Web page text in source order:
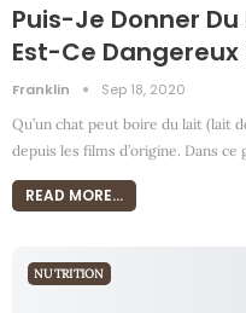
Puis-Je Donner
Est-Ce Dangereux
Franklin Sep 18, 2020
Qu’un chat peut boire du lait (lait
depuis les films d’origine. Dans
READ MORE...
NUTRITION